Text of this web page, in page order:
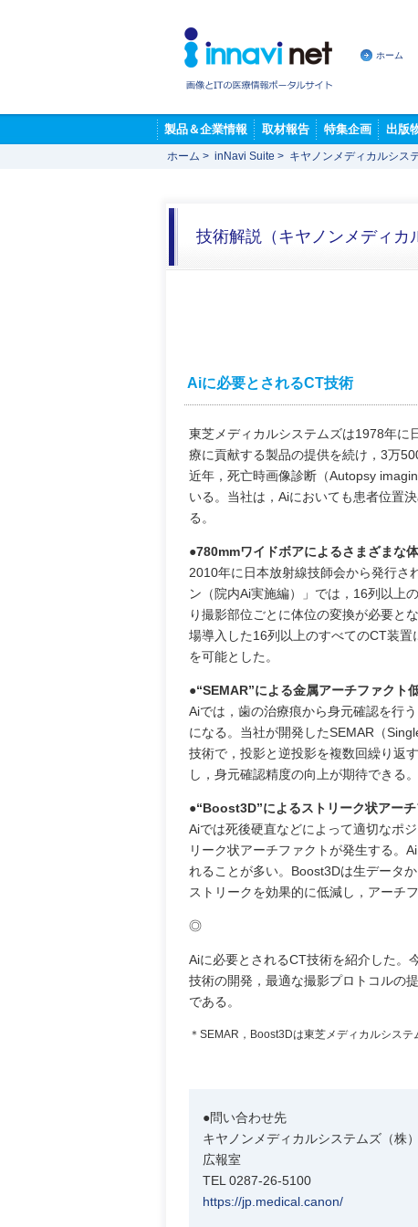
ホーム
製品＆企業情報 取材報告 特集企画 出版
ホーム > inNavi Suite > キヤノンメディカルシス
技術解説（キヤノンメディカ
Aiに必要とされるCT技術
東芝メディカルシステムズは1978年に
療に貢献する製品の提供を続け，3万
近年，死亡時画像診断（Autopsy
いる。当社は，Aiにおいても患者位置
る。
●780mmワイドボアによるさまざまな
2010年に日本放射線技師会から発行さ
ン（院内Ai実施編）」では，16列以上
り撮影部位ごとに体位の変換が必要と
場導入した16列以上のすべてのCT装
を可能とした。
●“SEMAR”による金属アーチファクト
Aiでは，歯の治療痕から身元確認を行
になる。当社が開発したSEMAR（
技術で，投影と逆投影を複数回繰り返
し，身元確認精度の向上が期待できる。
●“Boost3D”によるストリーク状アー
Aiでは死後硬直などによって適切なポ
リーク状アーチファクトが発生する。
れることが多い。Boost3Dは生データ
ストリークを効果的に低減し，アーチ
◎
Aiに必要とされるCT技術を紹介した。
技術の開発，最適な撮影プロトコルの
である。
＊SEMAR，Boost3Dは東芝メディカルシステ
●問い合わせ先
キヤノンメディカルシステムズ（株）
広報室
TEL 0287-26-5100
https://jp.medical.canon/